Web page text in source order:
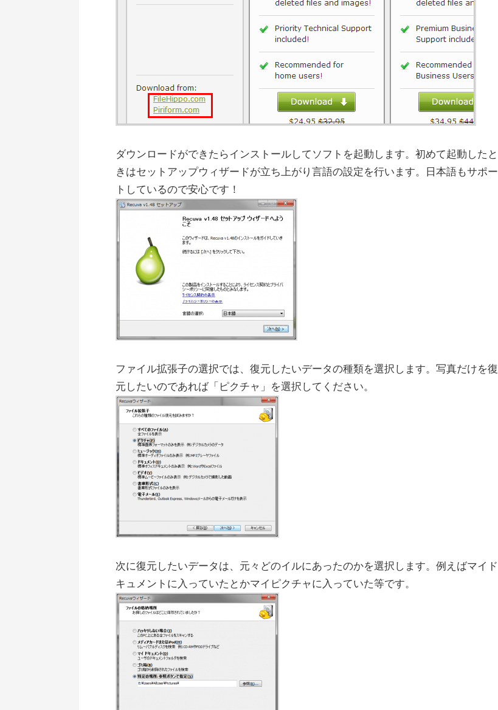
ダウンロードができたらインストールしてソフトを起動します。初めて起動したと
きはセットアップウィザードが立ち上がり言語の設定を行います。日本語もサポー
トしているので安心です！
ファイル拡張子の選択では、復元したいデータの種類を選択します。写真だけを復
元したいのであれば「ピクチャ」を選択してください。
次に復元したいデータは、元々どのイルにあったのかを選択します。例えばマイド
キュメントに入っていたとかマイピクチャに入っていた等です。